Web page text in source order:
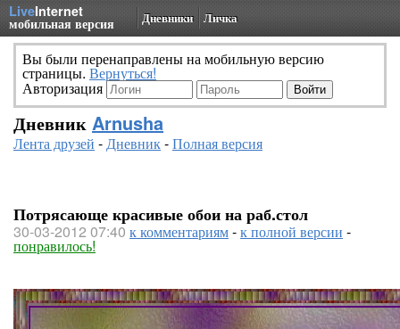
LiveInternet
мобильная версия Дневники Личка
Вы были перенаправлены на мобильную версию
страницы. Вернуться!
Авторизация
Дневник Arnusha
Лента друзей -Дневник-Полная версия
Потрясающе красивые обои на раб.стол
30-03-2012 07:40 к комментариям-к полной версии -
понравилось!